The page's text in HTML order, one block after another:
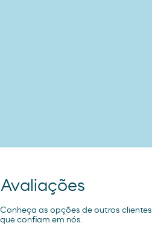
Avaliações
Conheça as opções de outros clientes
que confiam em nós.